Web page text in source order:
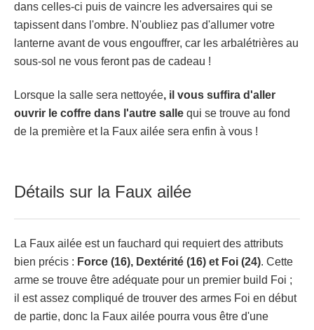
dans celles-ci puis de vaincre les adversaires qui se
tapissent dans l'ombre. N'oubliez pas d'allumer votre
lanterne avant de vous engouffrer, car les arbalétrières au
sous-sol ne vous feront pas de cadeau !
Lorsque la salle sera nettoyée, il vous suffira d'aller
ouvrir le coffre dans l'autre salle qui se trouve au fond
de la première et la Faux ailée sera enfin à vous !
Détails sur la Faux ailée
La Faux ailée est un fauchard qui requiert des attributs
bien précis : Force (16), Dextérité (16) et Foi (24). Cette
arme se trouve être adéquate pour un premier build Foi ;
il est assez compliqué de trouver des armes Foi en début
de partie, donc la Faux ailée pourra vous être d'une